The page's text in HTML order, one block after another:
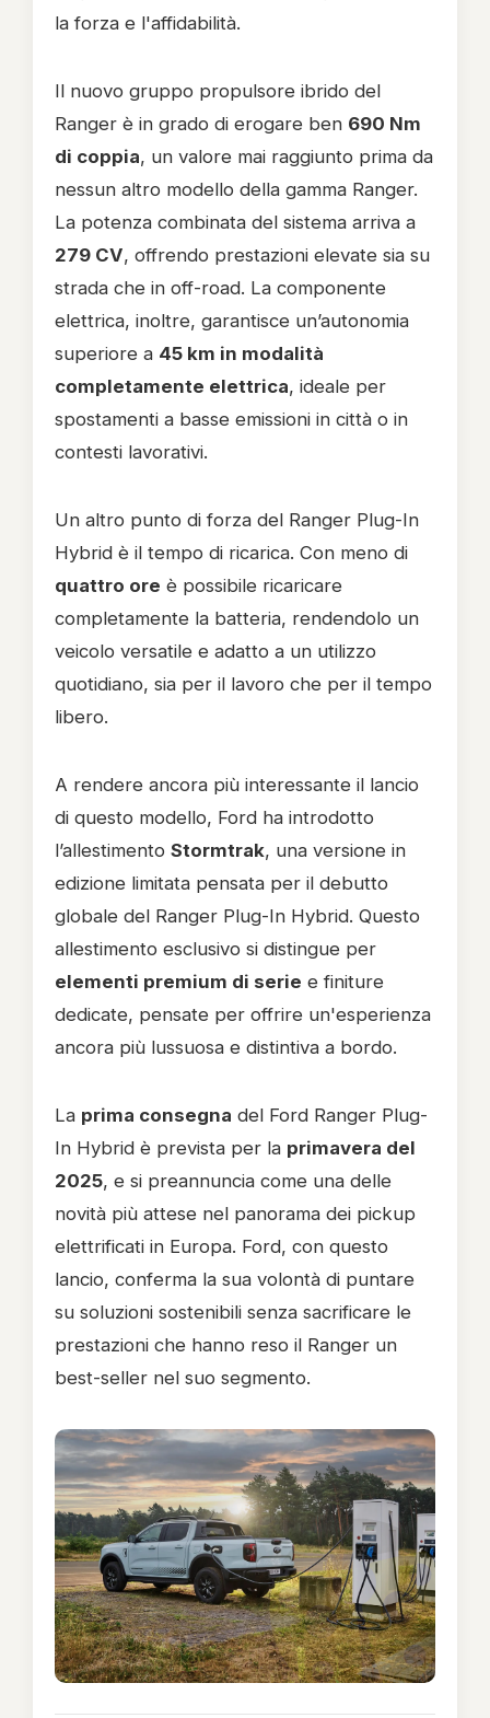
la forza e l'affidabilità.
Il nuovo gruppo propulsore ibrido del
Ranger è in grado di erogare ben 690 Nm
di coppia, un valore mai raggiunto prima da
nessun altro modello della gamma Ranger.
La potenza combinata del sistema arriva a
279 CV, offrendo prestazioni elevate sia su
strada che in off-road. La componente
elettrica, inoltre, garantisce un’autonomia
superiore a 45 km in modalità
completamente elettrica, ideale per
spostamenti a basse emissioni in città o in
contesti lavorativi.
Un altro punto di forza del Ranger Plug-In
Hybrid è il tempo di ricarica. Con meno di
quattro ore è possibile ricaricare
completamente la batteria, rendendolo un
veicolo versatile e adatto a un utilizzo
quotidiano, sia per il lavoro che per il tempo
libero.
A rendere ancora più interessante il lancio
di questo modello, Ford ha introdotto
l’allestimento Stormtrak, una versione in
edizione limitata pensata per il debutto
globale del Ranger Plug-In Hybrid. Questo
allestimento esclusivo si distingue per
elementi premium di serie e finiture
dedicate, pensate per offrire un'esperienza
ancora più lussuosa e distintiva a bordo.
La prima consegna del Ford Ranger Plug-
In Hybrid è prevista per la primavera del
2025, e si preannuncia come una delle
novità più attese nel panorama dei pickup
elettrificati in Europa. Ford, con questo
lancio, conferma la sua volontà di puntare
su soluzioni sostenibili senza sacrificare le
prestazioni che hanno reso il Ranger un
best-seller nel suo segmento.